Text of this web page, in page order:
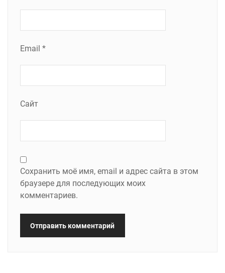
Email *
Сайт
Сохранить моё имя, email и адрес сайта в этом
браузере для последующих моих
комментариев.